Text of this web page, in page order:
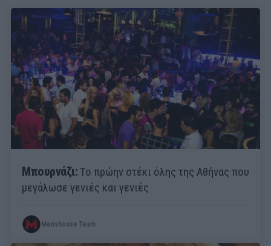
Μπουρνάζι:To πρώην στέκι όλης της Αθήνας που
μεγάλωσε γενιές και γενιές
Menshouse Team